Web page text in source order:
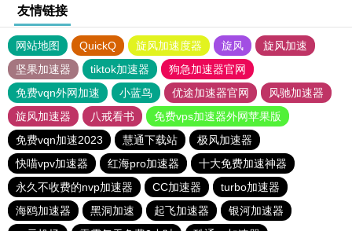
友情链接
网站地图 QuickQ 旋风加速度器 旋风
旋风加速
坚果加速器
tiktok加速器
狗急加速器官网
免费vqn外网加速
小蓝鸟 优途加速器官网
风驰加速器
旋风加速器
八戒看书
免费vps加速器外网苹果版
免费vqn加速2023
慧通下载站
极风加速器
快喵vpv加速器
红海pro加速器
十大免费加速神器
永久不收费的nvp加速器
CC加速器
turbo加速器
海鸥加速器
黑洞加速 起飞加速器
银河加速器